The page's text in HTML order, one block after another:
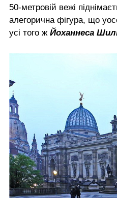
50-метровій вежі
алегорична фігура, що
усі того ж Йоханнеса